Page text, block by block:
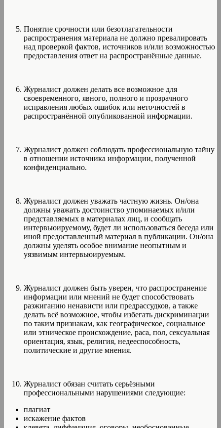
Понятие срочности или безотлагательности
распространения материала не должно превалировать
над проверкой фактов, источников и/или возможностью
предоставления ответ на распространённые данные.
Журналист должен делать все возможное для
своевременного, явного, полного и прозрачного
исправления любых ошибок или неточностей в
распространённой опубликованной информации.
Журналист должен соблюдать профессиональную тайну
в отношении источника информации, полученной
конфиденциально.
Журналист должен уважать частную жизнь. Он/она
должны уважать достоинство упоминаемых и/или
представляемых в материалах лиц, и сообщать
интервьюируемому, будет ли использоваться беседа или
иной предоставленный материал в публикации. Он/она
должны уделять особое внимание неопытным и
уязвимым интервьюируемым.
Журналист должен быть уверен, что распространение
информации или мнений не будет способствовать
разжиганию ненависти или предрассудков, а также
делать всё возможное, чтобы избегать дискриминации
по таким признакам, как географическое, социальное
или этническое происхождение, раса, пол, сексуальная
ориентация, язык, религия, недееспособность,
политические и другие мнения.
Журналист обязан считать серьёзными
профессиональными нарушениями следующие:
плагиат
искажение фактов